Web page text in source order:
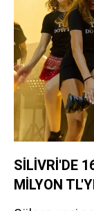
SİLİVRİ'DE
MİLYON